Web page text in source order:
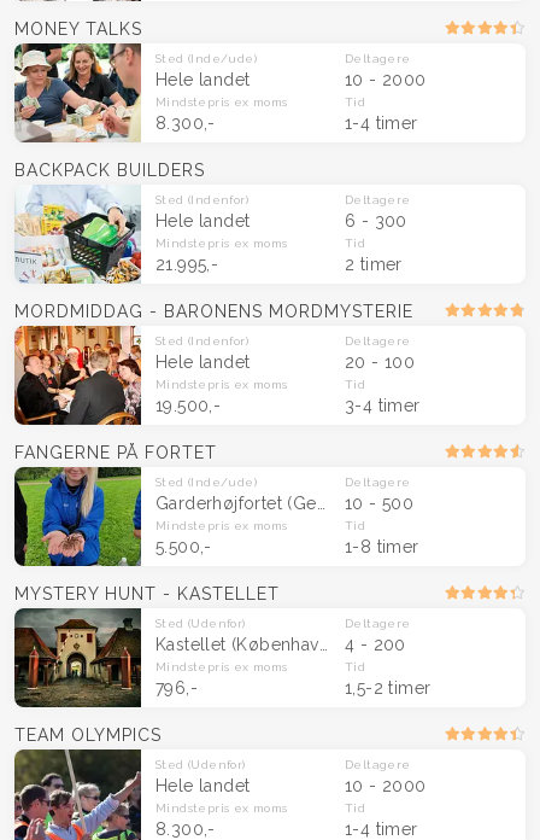
MONEY TALKS
Sted (Inde/ude)
Hele landet
Deltagere
10 - 2000
Mindstepris ex moms
8.300,-
Tid
1-4 timer
BACKPACK BUILDERS
Sted (Indenfor)
Hele landet
Deltagere
6 - 300
Mindstepris ex moms
21.995,-
Tid
2 timer
MORDMIDDAG - BARONENS MORDMYSTERIE
Sted (Indenfor)
Hele landet
Deltagere
20 - 100
Mindstepris ex moms
19.500,-
Tid
3-4 timer
FANGERNE PÅ FORTET
Sted (Inde/ude) Deltagere
10 - 500
Mindstepris ex moms
5.500,-
Tid
1-8 timer
MYSTERY HUNT - KASTELLET
Sted (Udenfor) Deltagere
4 - 200
Mindstepris ex moms
796,-
Tid
1,5-2 timer
TEAM OLYMPICS
Sted (Udenfor)
Hele landet
Deltagere
10 - 2000
Mindstepris ex moms
8.300,-
Tid
1-4 timer